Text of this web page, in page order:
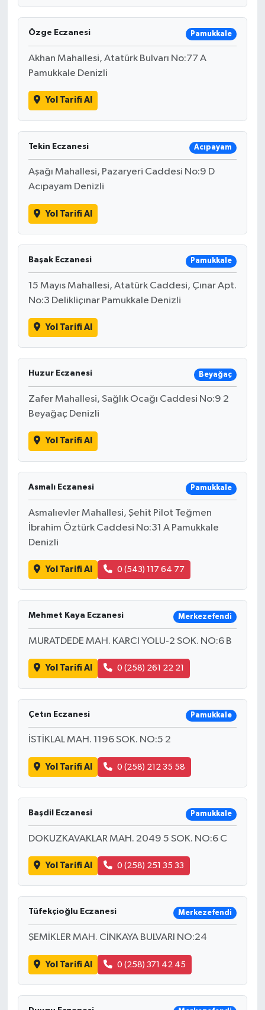
Özge Eczanesi Pamukkale
Akhan Mahallesi, Atatürk Bulvarı No:77 A
Pamukkale Denizli
Yol Tarifi Al
Tekin Eczanesi Acıpayam
Aşağı Mahallesi, Pazaryeri Caddesi No:9 D
Acıpayam Denizli
Yol Tarifi Al
Başak Eczanesi Pamukkale
15 Mayıs Mahallesi, Atatürk Caddesi, Çınar Apt.
No:3 Delikliçınar Pamukkale Denizli
Yol Tarifi Al
Huzur Eczanesi Beyağaç
Zafer Mahallesi, Sağlık Ocağı Caddesi No:9 2
Beyağaç Denizli
Yol Tarifi Al
Asmalı Eczanesi Pamukkale
Asmalıevler Mahallesi, Şehit Pilot Teğmen
İbrahim Öztürk Caddesi No:31 A Pamukkale
Denizli
Yol Tarifi Al 0 (543) 117 64 77
Mehmet Kaya Eczanesi Merkezefendi
MURATDEDE MAH. KARCI YOLU-2 SOK. NO:6 B
Yol Tarifi Al 0 (258) 261 22 21
Çetın Eczanesi Pamukkale
İSTİKLAL MAH. 1196 SOK. NO:5 2
Yol Tarifi Al 0 (258) 212 35 58
Başdil Eczanesi Pamukkale
DOKUZKAVAKLAR MAH. 2049 5 SOK. NO:6 C
Yol Tarifi Al 0 (258) 251 35 33
Tüfekçioğlu Eczanesi Merkezefendi
ŞEMİKLER MAH. CİNKAYA BULVARI NO:24
Yol Tarifi Al 0 (258) 371 42 45